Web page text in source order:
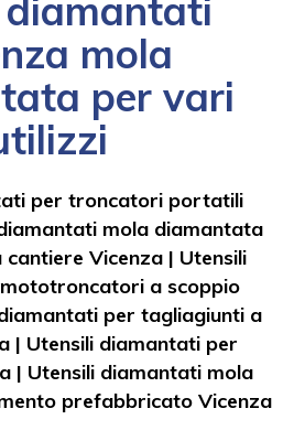
diamantati
mola
per vari
per troncatori portatili
mola diamantata
Vicenza | Utensili
a scoppio
per tagliagiunti a
| Utensili diamantati per
| Utensili diamantati mola
prefabbricato Vicenza